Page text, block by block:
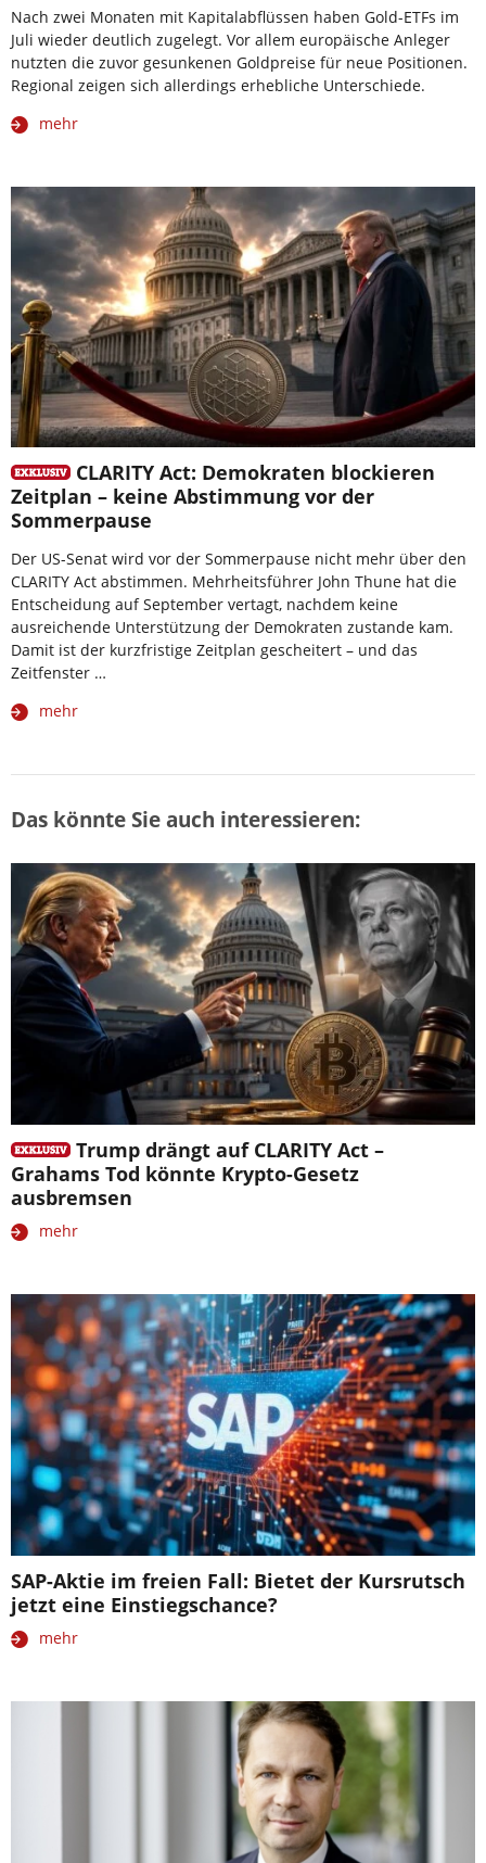
Nach zwei Monaten mit Kapitalabflüssen haben Gold-ETFs im
Juli wieder deutlich zugelegt. Vor allem europäische Anleger
nutzten die zuvor gesunkenen Goldpreise für neue Positionen.
Regional zeigen sich allerdings erhebliche Unterschiede.
mehr
CLARITY Act: Demokraten blockieren
Zeitplan – keine Abstimmung vor der
Sommerpause
Der US-Senat wird vor der Sommerpause nicht mehr über den
CLARITY Act abstimmen. Mehrheitsführer John Thune hat die
Entscheidung auf September vertagt, nachdem keine
ausreichende Unterstützung der Demokraten zustande kam.
Damit ist der kurzfristige Zeitplan gescheitert – und das
Zeitfenster …
mehr
Das könnte Sie auch interessieren:
Trump drängt auf CLARITY Act –
Grahams Tod könnte Krypto-Gesetz
ausbremsen
mehr
SAP-Aktie im freien Fall: Bietet der Kursrutsch
jetzt eine Einstiegschance?
mehr